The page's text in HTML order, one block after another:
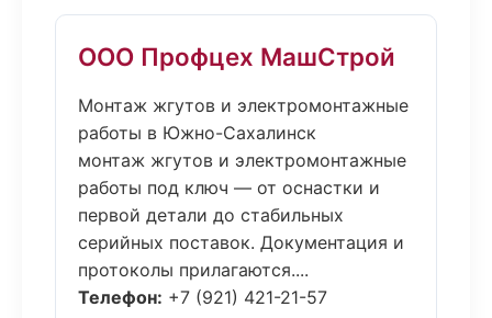
ООО Профцех МашСтрой
Монтаж жгутов и электромонтажные
работы в Южно-Сахалинск
монтаж жгутов и электромонтажные
работы под ключ — от оснастки и
первой детали до стабильных
серийных поставок. Документация и
протоколы прилагаются....
Телефон: +7 (921) 421-21-57